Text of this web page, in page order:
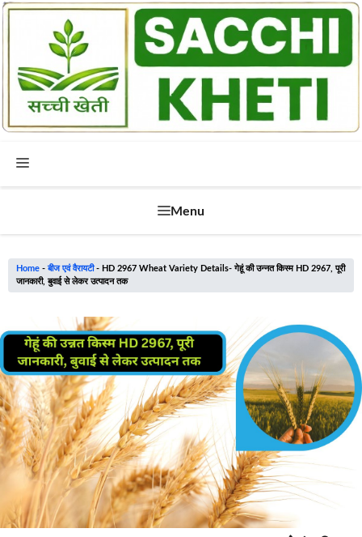
Skip
to
content
Menu
Menu
Home -बीज एवं वैरायटी- HD 2967 Wheat Variety Details- गेहूं की उन्नत किस्म HD 2967, पूरी
जानकारी, बुवाई से लेकर उत्पादन तक